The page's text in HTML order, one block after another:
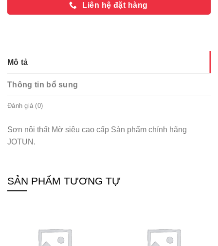
Liên hệ đặt hàng
Mô tả
Thông tin bổ sung
Đánh giá (0)
Sơn nội thất Mờ siêu cao cấp Sản phẩm chính hãng
JOTUN.
SẢN PHẨM TƯƠNG TỰ